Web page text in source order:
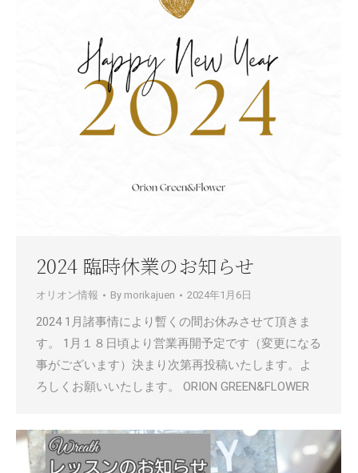
2024 臨時休業のお知らせ
オリオン情報 By morikajuen 2024年1月6日
2024 1月諸事情により暫くの間お休みさせて頂きま
す。 1月１８日頃より営業再開予定です（変更になる
事がございます）決まり次第再投稿いたします。よ
ろしくお願いいたします。 ORION GREEN&FLOWER